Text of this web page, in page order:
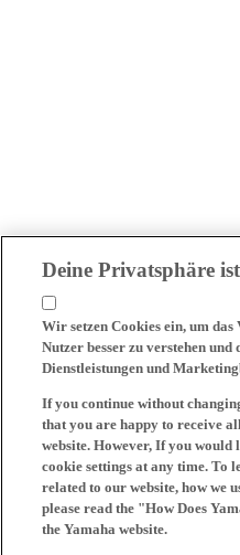
Deine Privatsphäre
Wir setzen Cookies ein, um
Nutzer besser zu verstehen
Dienstleistungen und
If you continue without
that you are happy to receive
website. However, If you would
cookie settings at any time. To
related to our website, how we
please read the "How Does
the Yamaha website.